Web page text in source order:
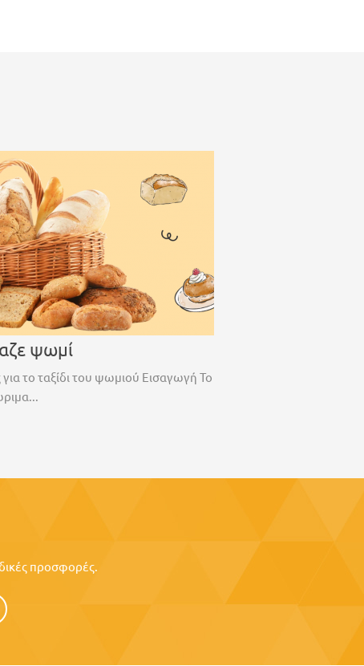
ψωμί
το ταξίδι του ψωμιού Εισαγωγή Το
προσφορές.